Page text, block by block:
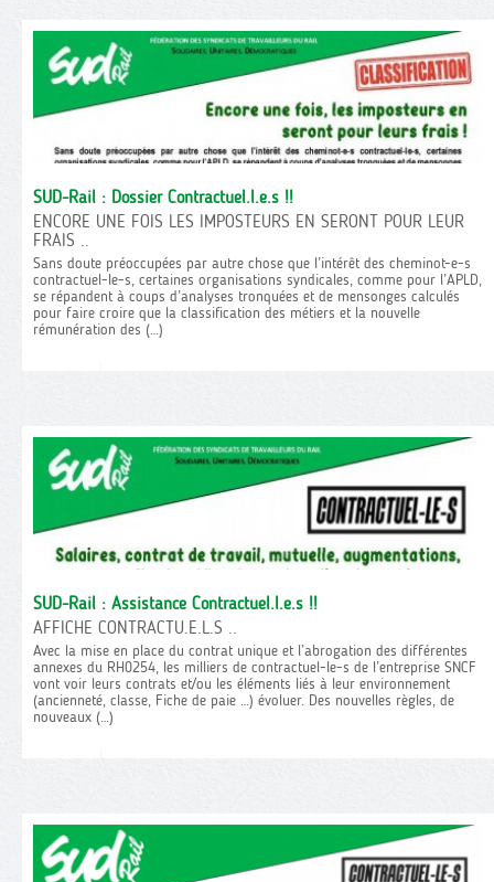
SUD-Rail : Dossier Contractuel.l.e.s !!
ENCORE UNE FOIS LES IMPOSTEURS EN SERONT POUR LEUR
FRAIS ..
Sans doute préoccupées par autre chose que l’intérêt des cheminot-e-s
contractuel-le-s, certaines organisations syndicales, comme pour l’APLD,
se répandent à coups d’analyses tronquées et de mensonges calculés
pour faire croire que la classification des métiers et la nouvelle
rémunération des (…)
SUD-Rail : Assistance Contractuel.l.e.s !!
AFFICHE CONTRACTU.E.L.S ..
Avec la mise en place du contrat unique et l’abrogation des différentes
annexes du RH0254, les milliers de contractuel-le-s de l’entreprise SNCF
vont voir leurs contrats et/ou les éléments liés à leur environnement
(ancienneté, classe, Fiche de paie …) évoluer. Des nouvelles règles, de
nouveaux (…)